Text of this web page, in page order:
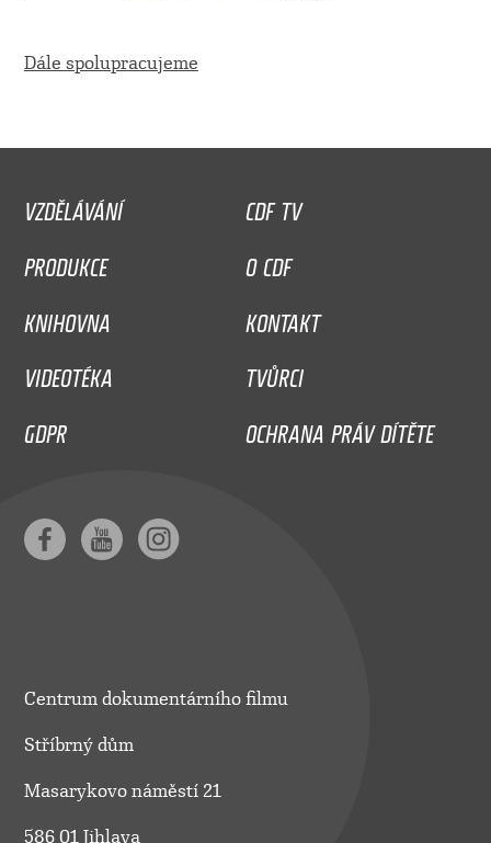
Dále spolupracujeme
VZDĚLÁVÁNÍ
CDF TV
PRODUKCE
O CDF
KNIHOVNA
KONTAKT
VIDEOTÉKA
TVŮRCI
GDPR
OCHRANA PRÁV DÍTĚTE
Centrum dokumentárního filmu
Stříbrný dům
Masarykovo náměstí 21
586 01 Jihlava